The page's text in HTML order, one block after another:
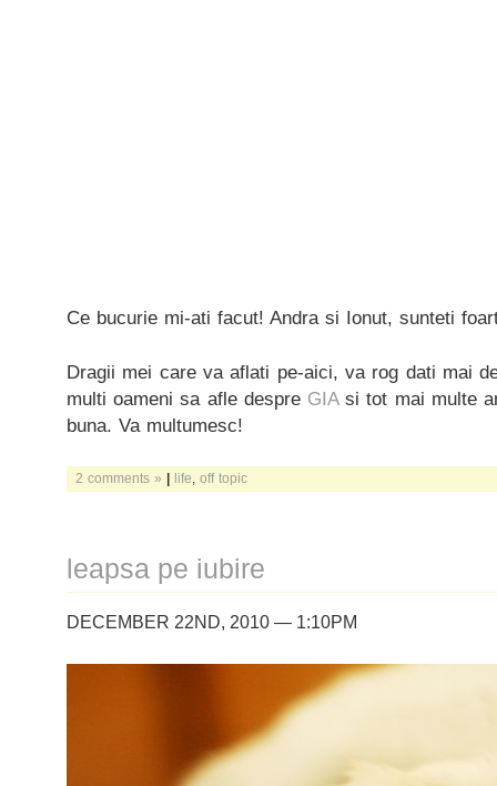
Ce bucurie mi-ati facut! Andra si Ionut, sunteti
Dragii mei care va aflati pe-aici, va rog dati mai
multi oameni sa afle despre GIAsi tot mai multe
buna. Va multumesc!
2 comments » | life off topic
leapsa pe iubire
DECEMBER 22ND, 2010 — 1:10PM